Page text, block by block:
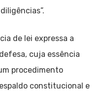
de lei expressa a
cuja essência
procedimento
constitucional e